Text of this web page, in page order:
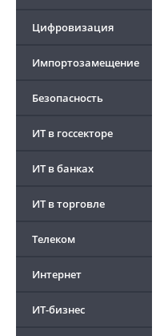
Цифровизация
Импортозамещение
Безопасность
ИТ в госсекторе
ИТ в банках
ИТ в торговле
Телеком
Интернет
ИТ-бизнес